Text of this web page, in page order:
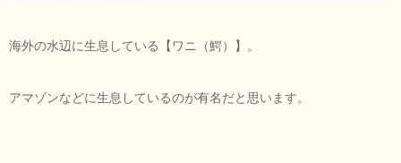
海外の水辺に生息している【ワニ（鰐）】。
アマゾンなどに生息しているのが有名だと思います。